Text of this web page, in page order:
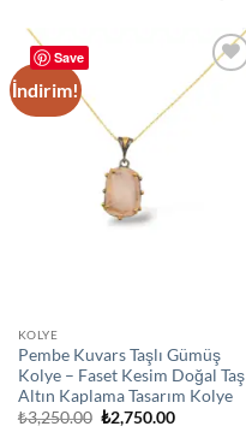
Save
İndirim!
KOLYE
Pembe Kuvars Taşlı Gümüş
Kolye – Faset Kesim Doğal Taş
Altın Kaplama Tasarım Kolye
₺3,250.00 Orijinal
fiyat:
₺2,750.00Şu